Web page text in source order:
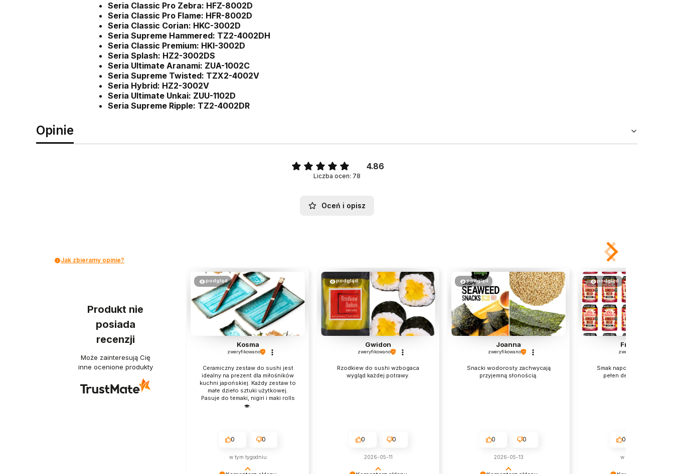
Seria Classic Pro Zebra: HFZ-8002D
Seria Classic Pro Flame: HFR-8002D
Seria Classic Corian: HKC-3002D
Seria Supreme Hammered: TZ2-4002DH
Seria Classic Premium: HKI-3002D
Seria Splash: HZ2-3002DS
Seria Ultimate Aranami: ZUA-1002C
Seria Supreme Twisted: TZX2-4002V
Seria Hybrid: HZ2-3002V
Seria Ultimate Unkai: ZUU-1102D
Seria Supreme Ripple: TZ2-4002DR
Opinie
4.86
Liczba ocen: 78
Oceń i opisz
Jak zbieramy opinie?
Produkt nie
posiada
recenzji
Może zainteresują Cię
inne ocenione produkty
podgląd
Kosma
zweryfikowano
Ceramiczny zestaw do sushi jest
idealny na prezent dla miłośników
kuchni japońskiej. Każdy zestaw to
małe dzieło sztuki użytkowej.
Pasuje do temaki, nigiri i maki rolls
🍣.
0 0
w tym tygodniu
podgląd
Gwidon
zweryfikowano
Rzodkiew do sushi wzbogaca
wygląd każdej potrawy.
0 0
2026-05-11
podgląd
Joanna
zweryfikowano
Snacki wodorosty zachwycają
przyjemną słonością.
0 0
2026-05-13
podgląd
Franciszek
zweryfikowano
Smak napoju orientalnego
pełen delikatnej
0
w tym miesiącu